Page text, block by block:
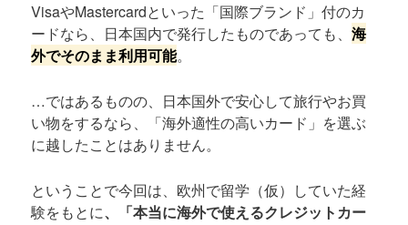
VisaやMastercardといった「国際ブランド」付のカ
ードなら、日本国内で発行したものであっても、海
外でそのまま利用可能。
…ではあるものの、日本国外で安心して旅行やお買
い物をするなら、「海外適性の高いカード」を選ぶ
に越したことはありません。
ということで今回は、欧州で留学（仮）していた経
験をもとに、「本当に海外で使えるクレジットカー